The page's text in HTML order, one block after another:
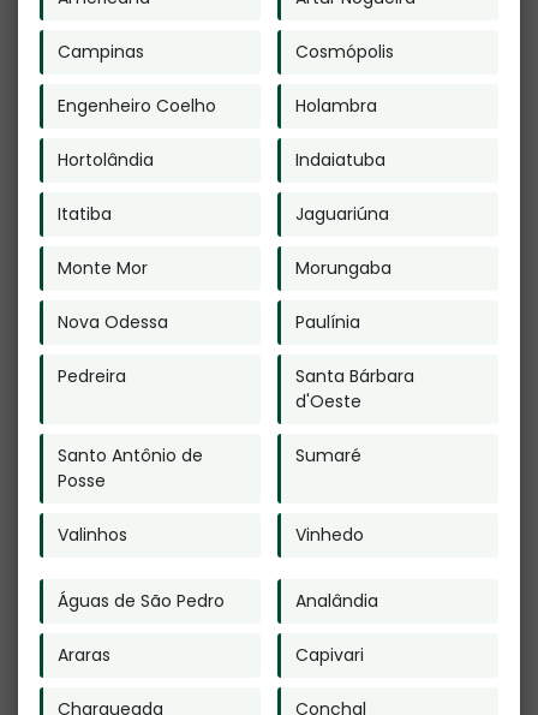
Campinas Cosmópolis
Engenheiro Coelho Holambra
Hortolândia Indaiatuba
Itatiba Jaguariúna
Monte Mor Morungaba
Nova Odessa Paulínia
Pedreira
Santa Bárbara
d'Oeste
Santo Antônio de
Posse
Sumaré
Valinhos Vinhedo
Águas de São Pedro Analândia
Araras Capivari
Charqueada Conchal
O texto acima "
Cremação de Cachorro em
Americana " é de direito reservado. Sua
reprodução, parcial ou total, mesmo citando
autor. Plágio é crime e está previsto no artigo 184
Lei n° 9.610-98 sobre direitos
autorais
Crematório para
Urna para Cinzas
Preço de
Cremação de